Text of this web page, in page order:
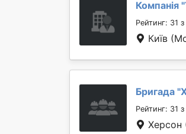
Компанія "
Рейтинг: 31
Київ
Бригада "
Рейтинг: 31
Херсон